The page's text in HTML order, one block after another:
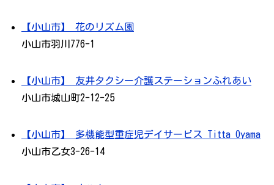
【小山市】 花のリズム園
小山市羽川776-1
【小山市】 友井タクシー介護ステーションふれあい
小山市城山町2-12-25
【小山市】 多機能型重症児デイサービス Titta Oyama
小山市乙女3-26-14